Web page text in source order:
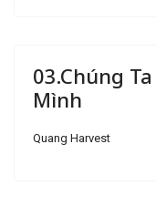
03.Chúng
Mình
Quang Harvest